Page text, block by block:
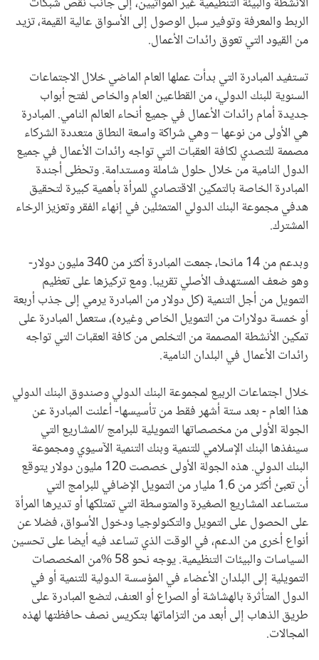
الربط والمعرفة وتوفير سبل الوصول إلى الأسواق عالية القيمة، تزيد
من القيود التي تعوق رائدات الأعمال.
تستفيد المبادرة التي بدأت عملها العام الماضي خلال الاجتماعات
السنوية للبنك الدولي، من القطاعين العام والخاص لفتح أبواب
جديدة أمام رائدات الأعمال في جميع أنحاء العالم النامي. المبادرة
هي الأولى من نوعها – وهي شراكة واسعة النطاق متعددة الشركاء
مصممة للتصدي لكافة العقبات التي تواجه رائدات الأعمال في جميع
الدول النامية من خلال حلول شاملة ومستدامة. وتحظى أجندة
المبادرة الخاصة بالتمكين الاقتصادي للمرأة بأهمية كبيرة لتحقيق
هدفي مجموعة البنك الدولي المتمثلين في إنهاء الفقر وتعزيز الرخاء
المشترك.
وبدعم من 14 مانحا، جمعت المبادرة أكثر من 340 مليون دولار-
وهو ضعف المستهدف الأصلي تقريبا. ومع تركيزها على تعظيم
التمويل من أجل التنمية (كل دولار من المبادرة يرمي إلى جذب أربعة
أو خمسة دولارات من التمويل الخاص وغيره)، ستعمل المبادرة على
تمكين الأنشطة المصممة من التخلص من كافة العقبات التي تواجه
رائدات الأعمال في البلدان النامية.
خلال اجتماعات الربيع لمجموعة البنك الدولي وصندوق البنك الدولي
هذا العام - بعد ستة أشهر فقط من تأسيسها- أعلنت المبادرة عن
الجولة الأولى من مخصصاتها التمويلية للبرامج /المشاريع التي
سينفذها البنك الإسلامي للتنمية وبنك التنمية الآسيوي ومجموعة
البنك الدولي. هذه الجولة الأولى خصصت 120 مليون دولار يتوقع
أن تعبئ أكثر من 1.6 مليار من التمويل الإضافي للبرامج التي
ستساعد المشاريع الصغيرة والمتوسطة التي تمتلكها أو تديرها المرأة
على الحصول على التمويل والتكنولوجيا ودخول الأسواق، فضلا عن
أنواع أخرى من الدعم، في الوقت الذي تساعد فيه أيضا على تحسين
السياسات والبيئات التنظيمية. يوجه نحو 58
%من المخصصات
التمويلية إلى البلدان الأعضاء في المؤسسة الدولية للتنمية أو في
الدول المتأثرة بالهشاشة أو الصراع أو العنف، لتضع المبادرة على
طريق الذهاب إلى أبعد من التزاماتها بتكريس نصف حافظتها لهذه
المجالات.